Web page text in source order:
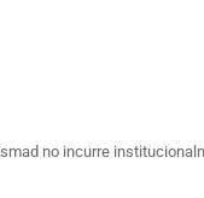
no incurre